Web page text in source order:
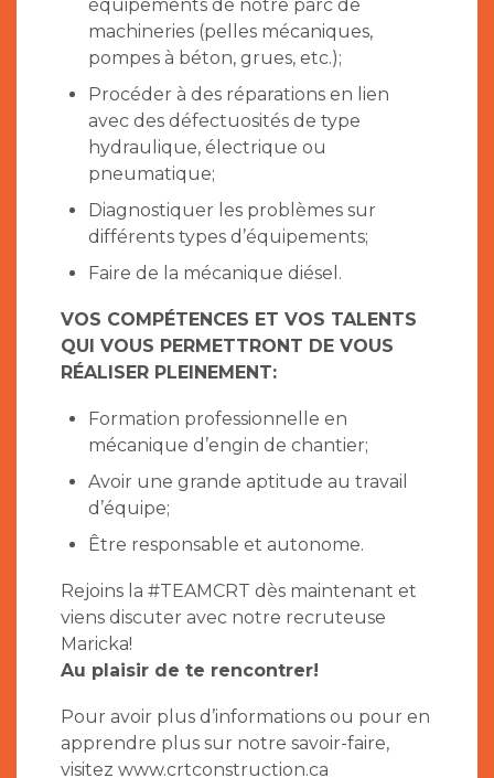
équipements de notre parc de
machineries (pelles mécaniques,
pompes à béton, grues, etc.);
Procéder à des réparations en lien
avec des défectuosités de type
hydraulique, électrique ou
pneumatique;
Diagnostiquer les problèmes sur
différents types d’équipements;
Faire de la mécanique diésel.
VOS COMPÉTENCES ET VOS TALENTS
QUI VOUS PERMETTRONT DE VOUS
RÉALISER PLEINEMENT:
Formation professionnelle en
mécanique d’engin de chantier;
Avoir une grande aptitude au travail
d’équipe;
Être responsable et autonome.
Rejoins la #TEAMCRT dès maintenant et
viens discuter avec notre recruteuse
Maricka!
Au plaisir de te rencontrer!
Pour avoir plus d’informations ou pour en
apprendre plus sur notre savoir-faire,
visitez www.crtconstruction.ca